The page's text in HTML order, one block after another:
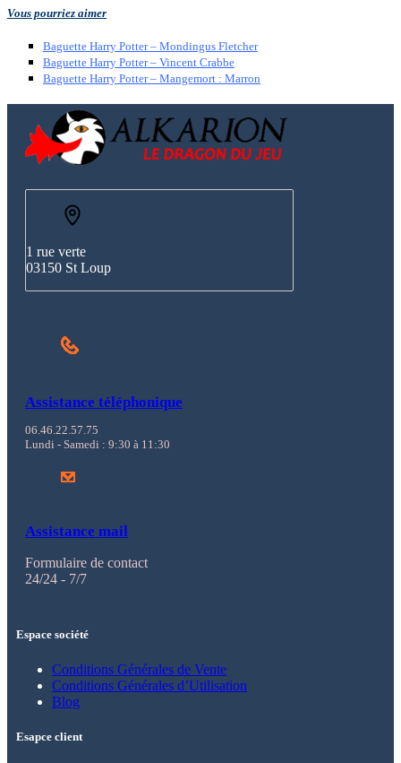
Vous pourriez aimer
Baguette Harry Potter – Mondingus Fletcher
Baguette Harry Potter – Vincent Crabbe
Baguette Harry Potter – Mangemort : Marron
1 rue verte
03150 St Loup
Assistance téléphonique
06.46.22.57.75
Lundi - Samedi : 9:30 à 11:30
Assistance mail
Formulaire de contact
24/24 - 7/7
Espace société
Conditions Générales de Vente
Conditions Générales d’Utilisation
Blog
Esapce client